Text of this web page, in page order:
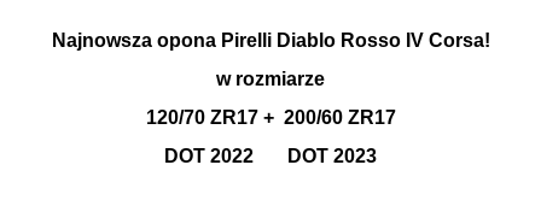
Najnowsza opona Pirelli Diablo Rosso IV Corsa!
w rozmiarze
120/70 ZR17 + 200/60 ZR17
DOT 2022 DOT 2023